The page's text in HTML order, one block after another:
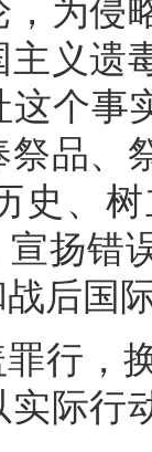
为侵
义遗
个事
品、
史、
宣扬错
后国
行，
实际行